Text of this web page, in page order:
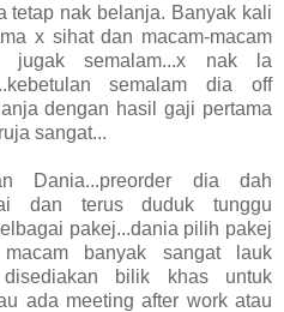
tetap nak belanja. Banyak kali
x sihat dan macam-macam
jugak semalam...x nak la
semalam dia off
dengan hasil gaji pertama
sangat...
Dania...preorder dia dah
dan terus duduk tunggu
pakej...dania pilih pakej
banyak sangat lauk
bilik khas untuk
ada meeting after work atau